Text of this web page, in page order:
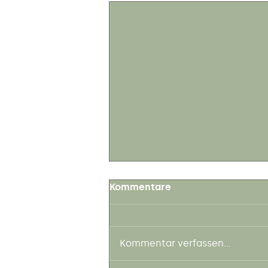
Kommentare
Kommentar verfassen...